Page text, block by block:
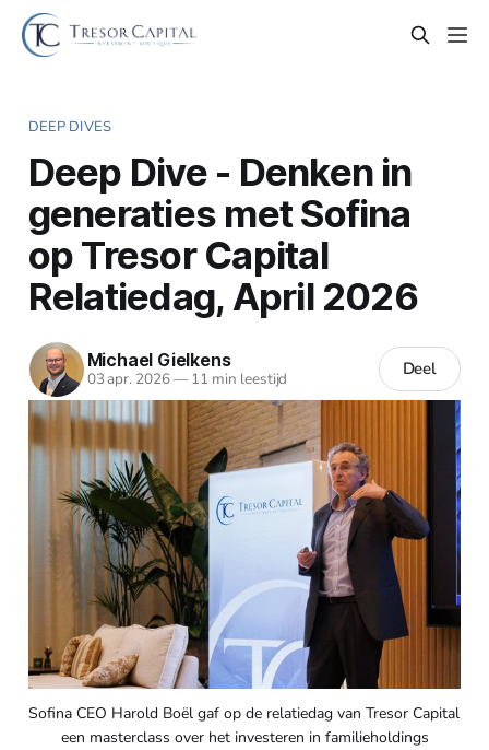
DEEP DIVES
Deep Dive - Denken in
generaties met Sofina
op Tresor Capital
Relatiedag, April 2026
Michael Gielkens
03 apr. 2026—11 min leestijd Deel
Sofina CEO Harold Boël gaf op de relatiedag van Tresor Capital
een masterclass over het investeren in familieholdings